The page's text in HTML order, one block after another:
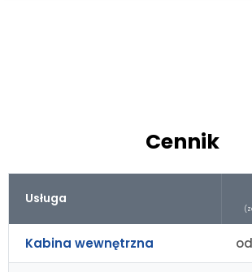
Cennik
Usługa
Kabina wewnętrzna